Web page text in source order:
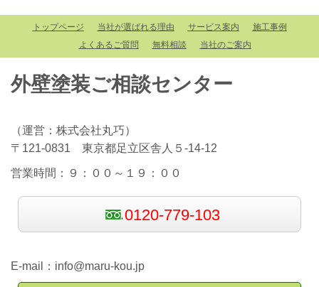
トップページ 当社が選ばれる理由 サービス案内
施工事例
よくあるご質問
無料相談 当社のご案内
外壁塗装ご相談センター
（運営：株式会社丸巧）
〒121-0831 東京都足立区舎人５-14-12
営業時間：９：００～１９：００
0120-779-103
E-mail： info@maru-kou.jp